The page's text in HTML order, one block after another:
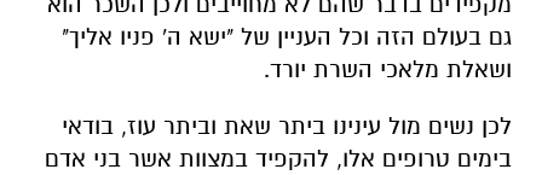
גם בעולם הזה וכל העניין של "ישא ה' פניו אליך"
ושאלת מלאכי השרת יורד.
לכן נשים מול עינינו ביתר שאת וביתר עוז, בודאי
בימים טרופים אלו, להקפיד במצוות אשר בני אדם